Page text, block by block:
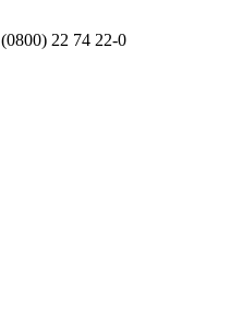
(0800) 22 74 22-0